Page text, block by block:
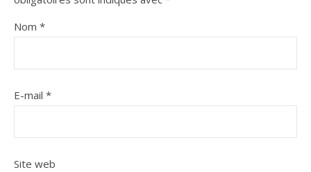
Nom *
E-mail *
Site web